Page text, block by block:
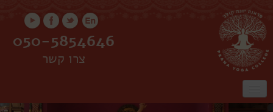
ראשי אודות
050-5854646
צרו קשר